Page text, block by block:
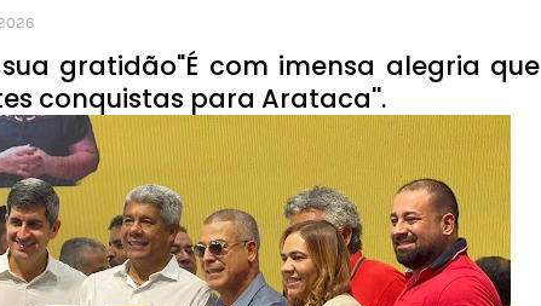
gratidão"É com imensa alegria que
conquistas para Arataca''.